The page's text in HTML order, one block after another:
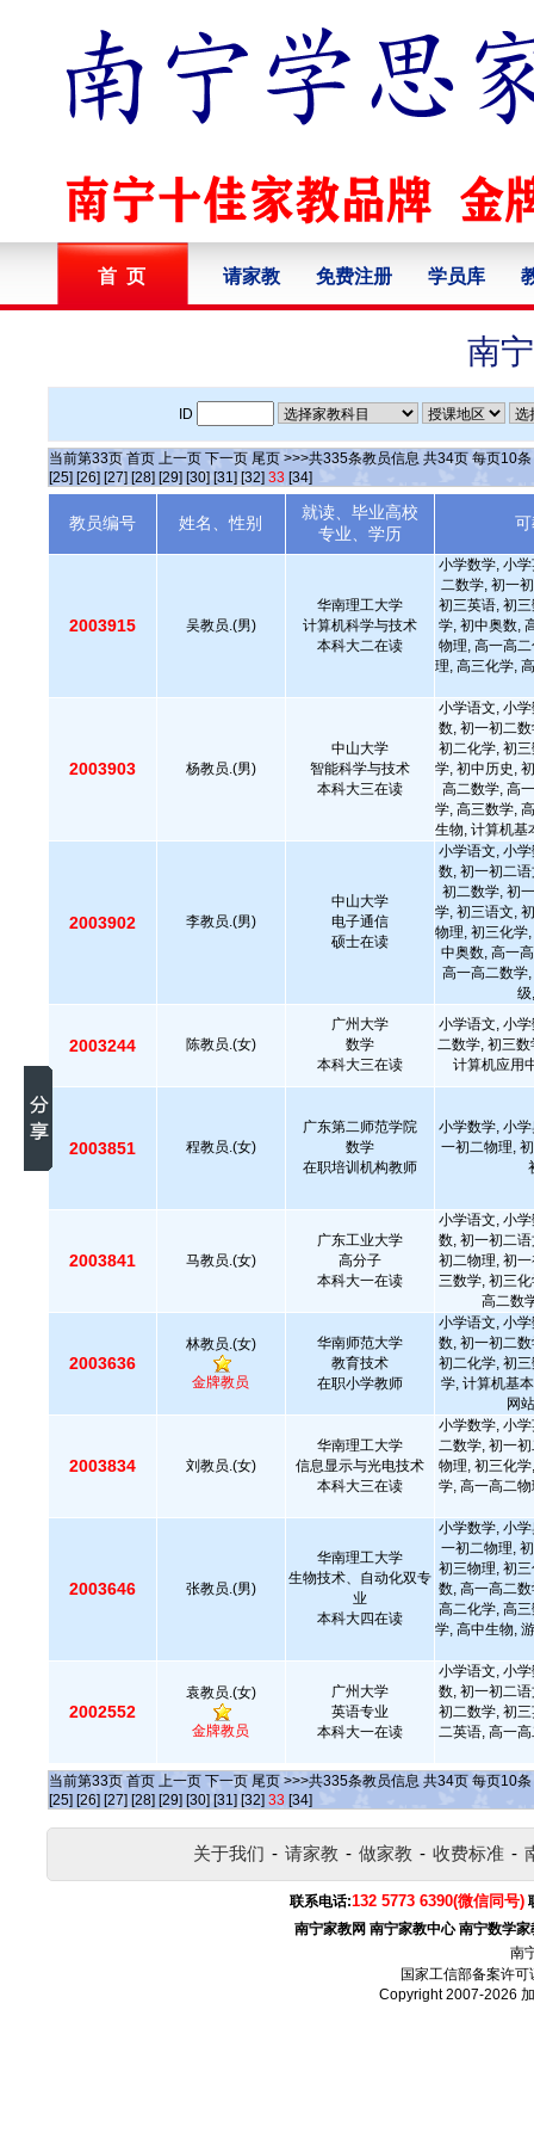
首 页 请家教 免费注册 学员库
南
ID
当前第33页 首页 上一页 下一页 尾页 >>>共335条教员信息 共34页 每页10条
[25] [26] [27] [28] [29] [30] [31] [32] 33 [34]
教员编号 姓名、性别
就读、毕业高校
专业、学历
2003915 吴教员.(男)
华南理工大学
计算机科学与技术
本科大二在读
小学数学, 小
二数学, 初一
初三英语, 初
学, 初中奥数,
物理, 高一高
理, 高三化学,
2003903 杨教员.(男)
中山大学
智能科学与技术
本科大三在读
小学语文, 小
数, 初一初二
初二化学, 初
学, 初中历史,
高二数学, 高
学, 高三数学,
生物, 计算机基
2003902 李教员.(男)
中山大学
电子通信
硕士在读
小学语文, 小
数, 初一初二
初二数学, 初
学, 初三语文,
物理, 初三化学
中奥数, 高一
高一高二数学
2003244 陈教员.(女)
广州大学
数学
本科大三在读
小学语文, 小
二数学, 初三
计算机应用
2003851 程教员.(女)
广东第二师范学院
数学
在职培训机构教师
小学数学, 小
一初二物理,
2003841 马教员.(女)
广东工业大学
高分子
本科大一在读
小学语文, 小
数, 初一初二
初二物理, 初
三数学, 初三
高二数
2003636
林教员.(女)
金牌教员
华南师范大学
教育技术
在职小学教师
小学语文, 小
数, 初一初二
初二化学, 初
学, 计算机基
网
2003834 刘教员.(女)
华南理工大学
信息显示与光电技术
本科大三在读
小学数学, 小
二数学, 初一
物理, 初三化
学, 高一高二
2003646 张教员.(男)
华南理工大学
生物技术、自动化双专
业
本科大四在读
小学数学, 小
一初二物理,
初三物理, 初
数, 高一高二
高二化学, 高
学, 高中生物,
2002552
袁教员.(女)
金牌教员
广州大学
英语专业
本科大一在读
小学语文, 小
数, 初一初二
初二数学, 初
二英语, 高一
当前第33页 首页 上一页 下一页 尾页 >>>共335条教员信息 共34页 每页10条
[25] [26] [27] [28] [29] [30] [31] [32] 33 [34]
关于我们 - 请家教 - 做家教 - 收费标准 -
联系电话:132 5773 6390(微信同号)
南宁家教网 南宁家教中心 南宁数学家
南
国家工信部备案许可
Copyright 2007-2026